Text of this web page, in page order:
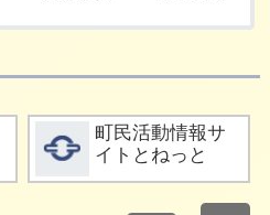
詳細をみる
町民活動情報サ
イトとねっと